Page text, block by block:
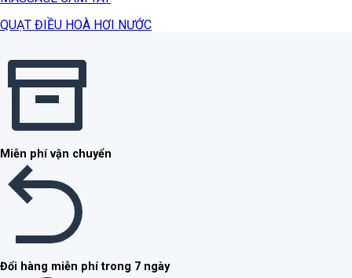
QUẠT ĐIỀU HOÀ HƠI NƯỚC
Miễn phí vận chuyển
Đổi hàng miễn phí trong 7 ngày